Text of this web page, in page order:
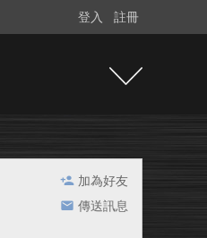
登入 註冊
加為好友
傳送訊息